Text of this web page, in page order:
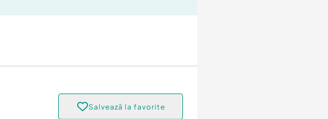
Salvează la favorite